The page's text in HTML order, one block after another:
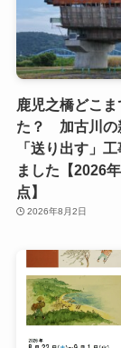
鹿児之橋どこま
た？ 加古川の
「送り出す」
ました【2026
点】
2026年8月2日